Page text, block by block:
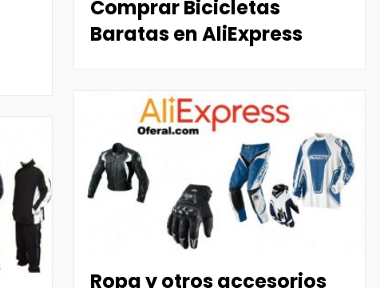
Comprar Bicicletas
Baratas en AliExpress
Ropa y otros accesorios